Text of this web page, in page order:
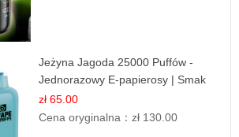
Jeżyna Jagoda 25000 Puffów -
Jednorazowy E-papierosy | Smak
Leśnych Owoców
zł 65.00
Cena oryginalna：zł 130.00